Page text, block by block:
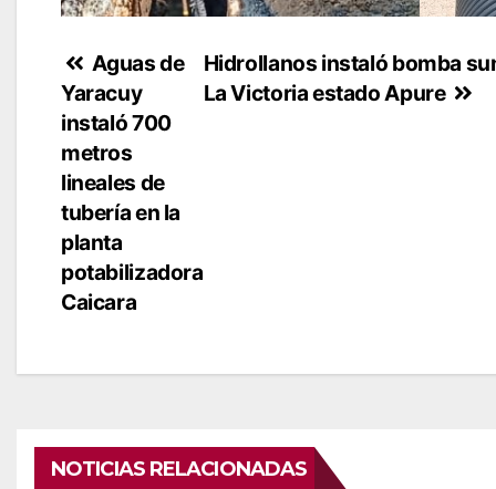
Navegación
de
entradas
Hidrollanos instaló bomba
La Victoria estado Apure
Aguas de
Yaracuy
instaló 700
metros
lineales de
tubería en la
planta
potabilizadora
Caicara
NOTICIAS RELACIONADAS